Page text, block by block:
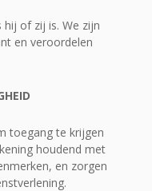
hij of zij is. We zijn
en veroordelen
toegang te krijgen
houdend met
en zorgen